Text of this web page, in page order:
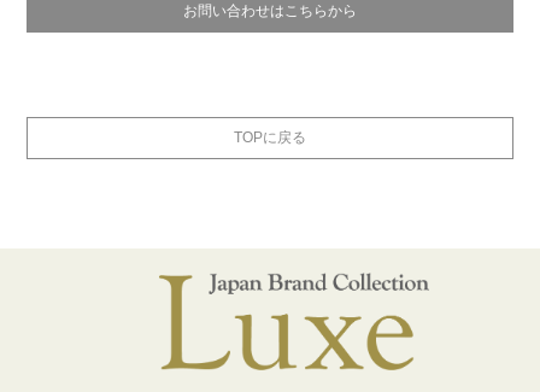
お問い合わせはこちらから
TOPに戻る